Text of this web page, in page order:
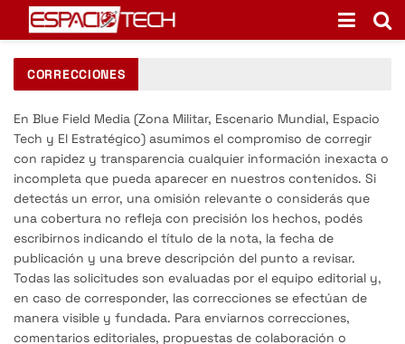
CORRECCIONES
En Blue Field Media (Zona Militar, Escenario Mundial, Espacio
Tech y El Estratégico) asumimos el compromiso de corregir
con rapidez y transparencia cualquier información inexacta o
incompleta que pueda aparecer en nuestros contenidos. Si
detectás un error, una omisión relevante o considerás que
una cobertura no refleja con precisión los hechos, podés
escribirnos indicando el título de la nota, la fecha de
publicación y una breve descripción del punto a revisar.
Todas las solicitudes son evaluadas por el equipo editorial y,
en caso de corresponder, las correcciones se efectúan de
manera visible y fundada. Para enviarnos correcciones,
comentarios editoriales, propuestas de colaboración o